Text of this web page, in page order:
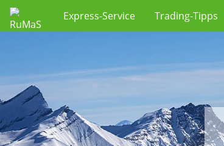
Express-Service Trading-Tipps